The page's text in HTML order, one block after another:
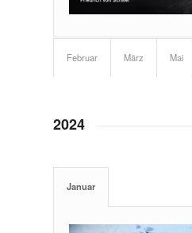
Februar März Mai
2024
Januar